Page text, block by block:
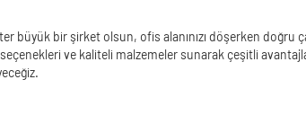
büyük bir şirket olsun, ofis alanınızı döşerken doğru
ve kaliteli malzemeler sunarak çeşitli